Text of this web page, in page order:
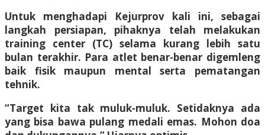
Untuk menghadapi Kejurprov kali ini, sebagai
langkah persiapan, pihaknya telah melakukan
training center (TC) selama kurang lebih satu
bulan terakhir. Para atlet benar-benar digemleng
baik fisik maupun mental serta pematangan
tehnik.
“Target kita tak muluk-muluk. Setidaknya ada
yang bisa bawa pulang medali emas. Mohon doa